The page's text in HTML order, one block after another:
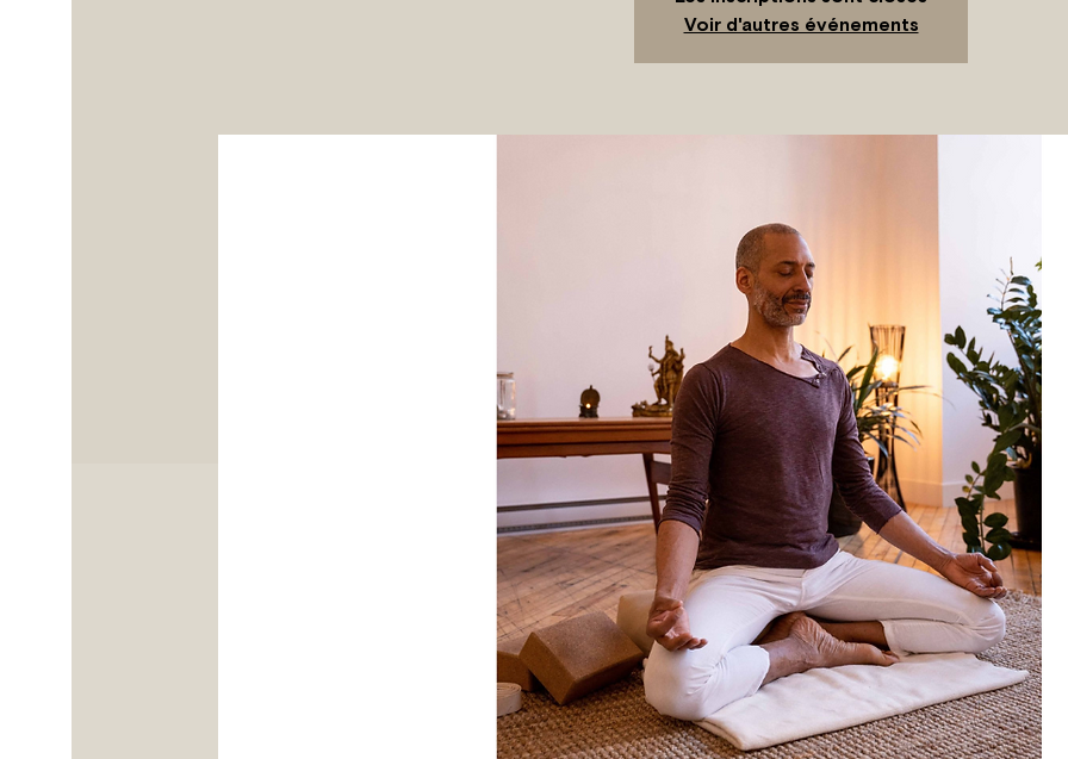
Voir d'autres événements